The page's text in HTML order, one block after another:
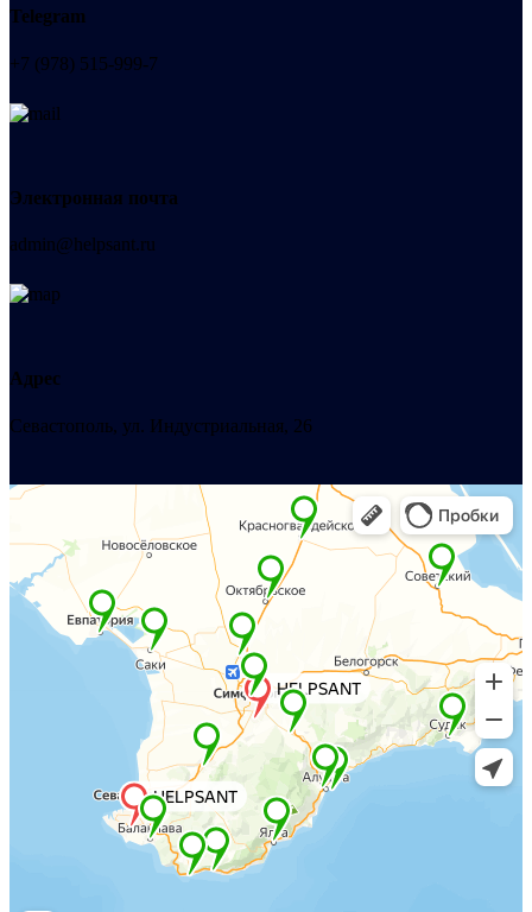
Telegram
+7 (978) 515-999-7
Электронная почта
admin@helpsant.ru
Адрес
Севастополь, ул. Индустриальная, 26